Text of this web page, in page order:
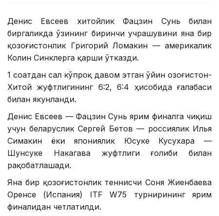
Денис Евсеев хитойлик Фацзин Сунь билан
биргаликда ўзининг биринчи учрашувини яна бир
қозоғистонлик Григорий Ломакин — америкалик
Колин Синклерга қарши ўтказди.
1 соатдан сал кўпроқ давом этган ўйин Қозоғистон-
Хитой жуфтлигининг 6:2, 6:4 ҳисобида ғалабаси
билан якунланди.
Денис Евсеев — Фацзин Сунь ярим финалга чиқиш
учун беларуслик Сергей Бетов — россиялик Илья
Симакин ёки япониялик Юсуке Кусухара —
Шунсуке Накагава жуфтлиги ғолиби билан
рақобатлашади.
Яна бир қозоғистонлик теннисчи Соня Жиенбаева
Оренсе (Испания) ITF W75 турнирининг ярим
финалидан четлатилди.